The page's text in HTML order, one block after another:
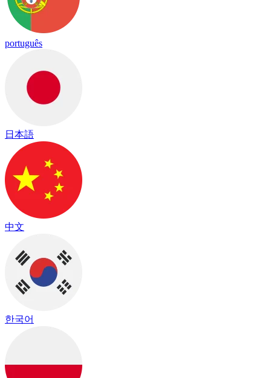
português
日本語
中文
한국어